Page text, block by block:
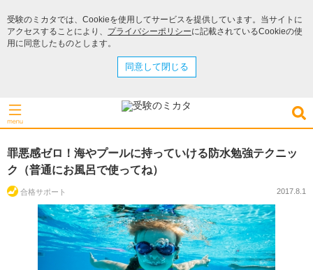
受験のミカタでは、Cookieを使用してサービスを提供しています。当サイトに
アクセスすることにより、 プライバシーポリシーに記載されているCookieの使
用に同意したものとします。
同意して閉じる
罪悪感ゼロ！海やプールに持っていける防水勉強テクニッ
ク（普通にお風呂で使ってね）
合格サポート 2017.8.1